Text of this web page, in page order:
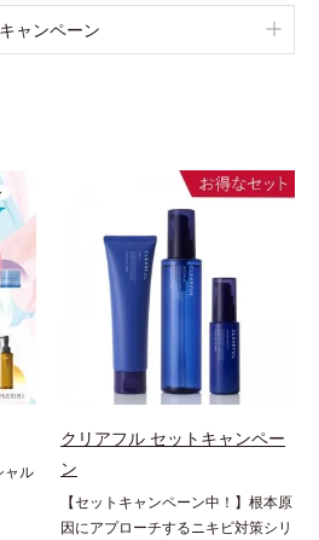
ャンペーン
ャル
クリアフル セットキャンペー
ン
【セットキャンペーン中！】根本原
因にアプローチするニキビ対策シリ